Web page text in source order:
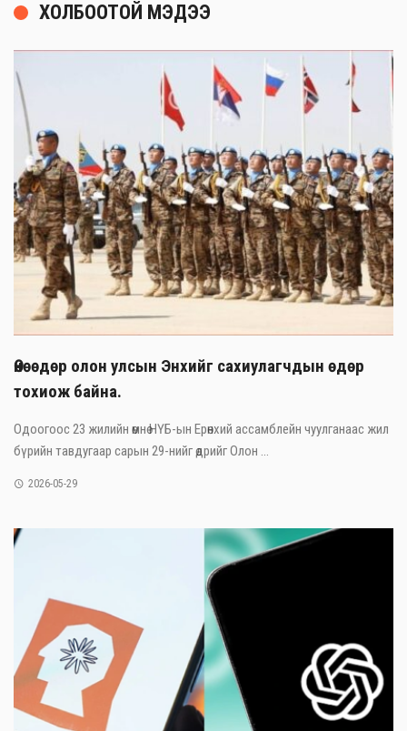
ХОЛБООТОЙ МЭДЭЭ
Өнөөдөр олон улсын Энхийг сахиулагчдын өдөр
тохиож байна.
Одоогоос 23 жилийн өмнө НҮБ-ын Ерөнхий ассамблейн чуулганаас жил
бүрийн тавдугаар сарын 29-нийг өдрийг Олон ...
2026-05-29